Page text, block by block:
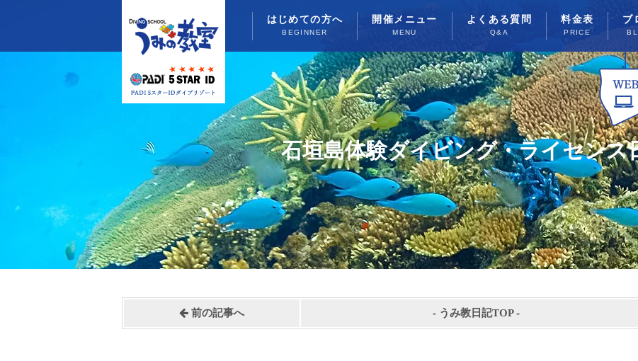
はじめての方へ
BEGINNER
開催メニュー
MENU
よくある質問
Q&A
料金表
PRICE
ブ
石垣島体験ダイビング・ライセンス
前の記事へ - うみ教日記TOP-